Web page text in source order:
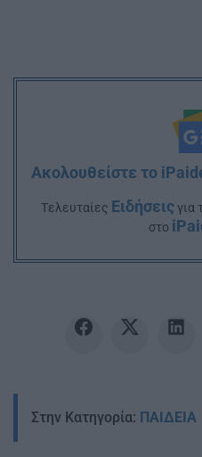
Ακολουθείστε το
Tελευταίες Ειδήσειςγια
στο
Στην Κατηγορία: ΠΑΙΔΕΙΑ